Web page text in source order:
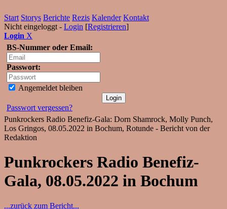
Start Storys Berichte Rezis Kalender Kontakt
Nicht eingeloggt - Login [Registrieren]
Login X
BS-Nummer oder Email:
Passwort:
Angemeldet bleiben
Passwort vergessen?
Punkrockers Radio Benefiz-Gala: Dorn Shamrock, Molly Punch,
Los Gringos, 08.05.2022 in Bochum, Rotunde - Bericht von der
Redaktion
Punkrockers Radio Benefiz-
Gala, 08.05.2022 in Bochum
...zurück zum Bericht...